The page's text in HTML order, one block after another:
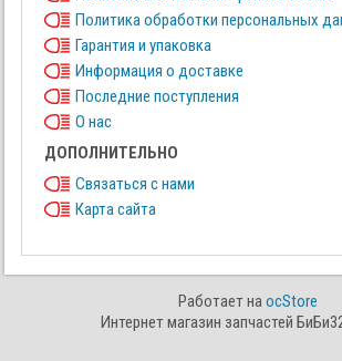
Политика обработки персональных
Гарантия и упаковка
Информация о доставке
Последние поступления
О нас
ДОПОЛНИТЕЛЬНО
Связаться с нами
Карта сайта
Работает наocStore
Интернет магазин запчастей